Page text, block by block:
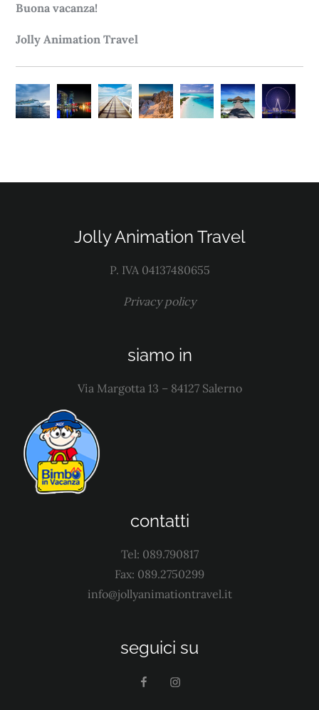
Buona vacanza!
Jolly Animation Travel
Jolly Animation Travel
P. IVA 04137480655
Privacy policy
siamo in
Via Margotta 13 – 84127 Salerno
contatti
Tel: 089.790817
Fax: 089.2750299
info@jollyanimationtravel.it
seguici su